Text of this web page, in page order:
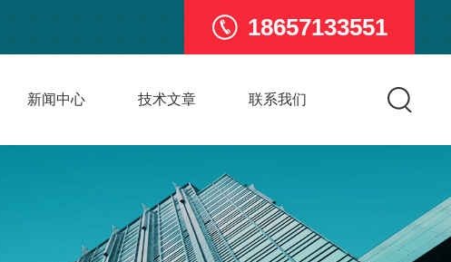
18657133551
新闻中心 技术文章 联系我们